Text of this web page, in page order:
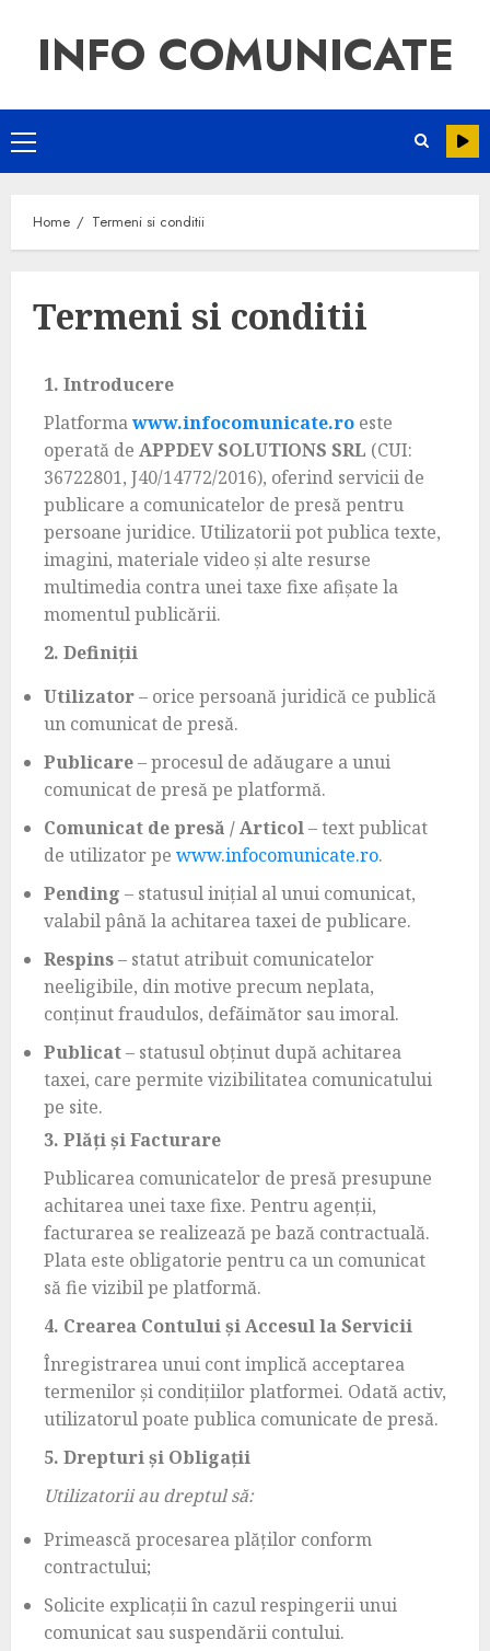
INFO COMUNICATE
Home Termeni si conditii
Termeni si conditii
1. Introducere
Platformawww.infocomunicate.ro este
operată de APPDEV SOLUTIONS SRL (CUI:
36722801, J40/14772/2016), oferind servicii de
publicare a comunicatelor de presă pentru
persoane juridice. Utilizatorii pot publica texte,
imagini, materiale video și alte resurse
multimedia contra unei taxe fixe afișate la
momentul publicării.
2. Definiții
Utilizator– orice persoană juridică ce publică
un comunicat de presă.
Publicare– procesul de adăugare a unui
comunicat de presă pe platformă.
Comunicat de presă / Articol– text publicat
de utilizator pe www.infocomunicate.ro.
Pending – statusul inițial al unui comunicat,
valabil până la achitarea taxei de publicare.
Respins– statut atribuit comunicatelor
neeligibile, din motive precum neplata,
conținut fraudulos, defăimător sau imoral.
Publicat– statusul obținut după achitarea
taxei, care permite vizibilitatea comunicatului
pe site.
3. Plăți și Facturare
Publicarea comunicatelor de presă presupune
achitarea unei taxe fixe. Pentru agenții,
facturarea se realizează pe bază contractuală.
Plata este obligatorie pentru ca un comunicat
să fie vizibil pe platformă.
4. Crearea Contului și Accesul la Servicii
Înregistrarea unui cont implică acceptarea
termenilor și condițiilor platformei. Odată activ,
utilizatorul poate publica comunicate de presă.
5. Drepturi și Obligații
Utilizatorii au dreptul să:
Primească procesarea plăților conform
contractului;
Solicite explicații în cazul respingerii unui
comunicat sau suspendării contului.